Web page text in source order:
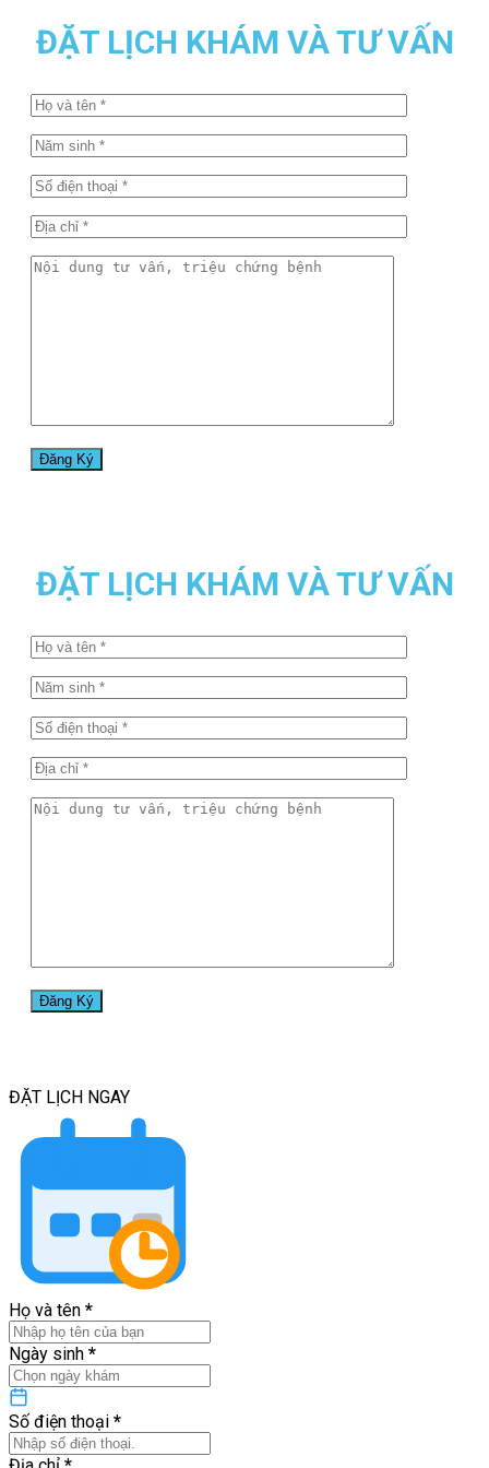
ĐẶT LỊCH KHÁM VÀ TƯ VẤN
ĐẶT LỊCH KHÁM VÀ TƯ VẤN
ĐẶT LỊCH NGAY
Họ và tên *
Ngày sinh *
Số điện thoại *